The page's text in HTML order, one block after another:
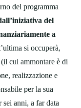
del programma
del
a
si occuperà,
cui ammontare è di
realizzazione e
per la sua
anni, a far data